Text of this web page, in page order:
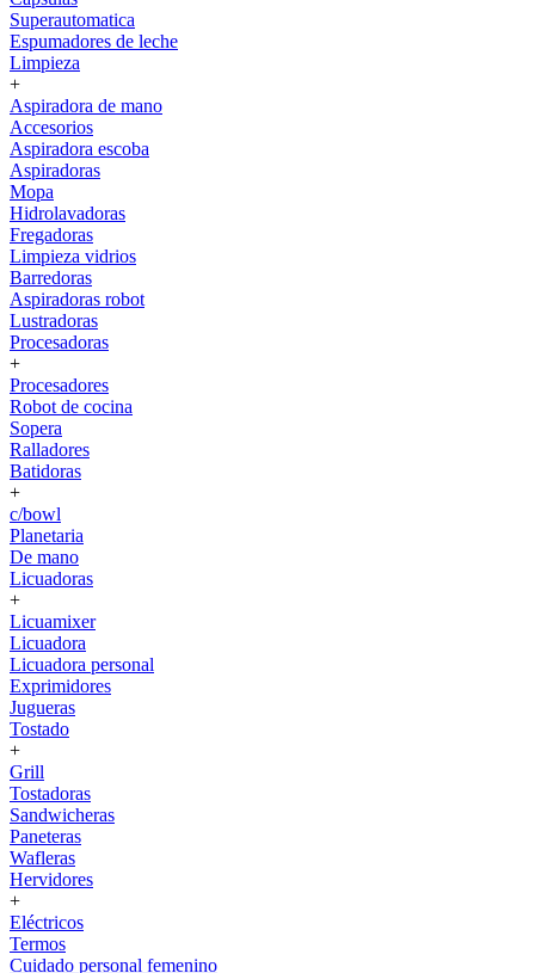
Superautomatica
Espumadores de leche
Limpieza
+
Aspiradora de mano
Accesorios
Aspiradora escoba
Aspiradoras
Mopa
Hidrolavadoras
Fregadoras
Limpieza vidrios
Barredoras
Aspiradoras robot
Lustradoras
Procesadoras
+
Procesadores
Robot de cocina
Sopera
Ralladores
Batidoras
+
c/bowl
Planetaria
De mano
Licuadoras
+
Licuamixer
Licuadora
Licuadora personal
Exprimidores
Jugueras
Tostado
+
Grill
Tostadoras
Sandwicheras
Paneteras
Wafleras
Hervidores
+
Eléctricos
Termos
Cuidado personal femenino